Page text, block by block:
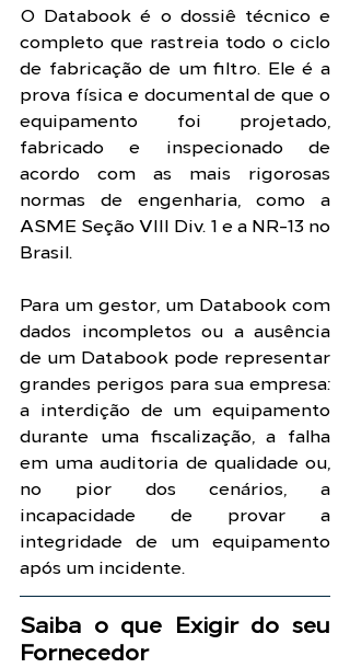
O Databook é o dossiê técnico e
completo que rastreia todo o ciclo
de fabricação de um filtro. Ele é a
prova física e documental de que o
equipamento foi projetado,
fabricado e inspecionado de
acordo com as mais rigorosas
normas de engenharia, como a
ASME Seção VIII Div. 1 e a NR-13 no
Brasil.
Para um gestor, um Databook com
dados incompletos ou a ausência
de um Databook pode representar
grandes perigos para sua empresa:
a interdição de um equipamento
durante uma fiscalização, a falha
em uma auditoria de qualidade ou,
no pior dos cenários, a
incapacidade de provar a
integridade de um equipamento
após um incidente.
Saiba o que Exigir do seu
Fornecedor